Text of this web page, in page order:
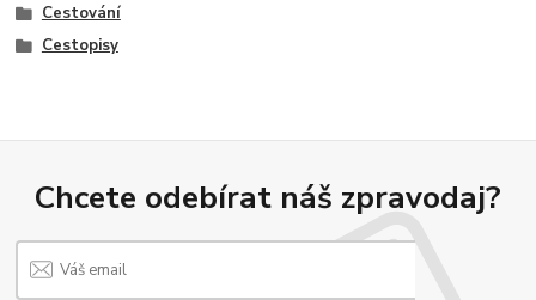
Cestování
Cestopisy
Chcete odebírat náš zpravodaj?